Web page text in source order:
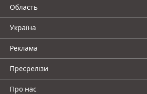
Область
Україна
Реклама
Пресрелізи
Про нас